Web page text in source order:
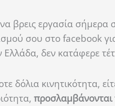
βρεις εργασία
σου στο facebook
δεν κατάφερε
κινητικότητα,
προσλαμβάνονται